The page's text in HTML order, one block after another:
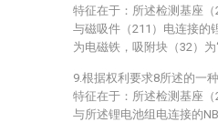
特征在于：所述检测基座
与磁吸件（211）电连接的
为电磁铁，吸附块（32）为
9.根据权利要求8所述的一
特征在于：所述检测基座
与所述锂电池组电连接的